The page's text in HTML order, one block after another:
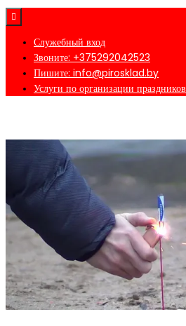
Служебный вход
Звоните: +375292042523
Пишите: info@pirosklad.by
Услуги по организации праздников